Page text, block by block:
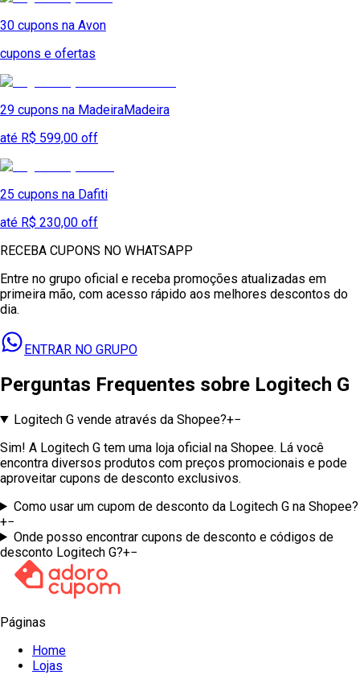
30 cupons na Avon
cupons e ofertas
29 cupons na MadeiraMadeira
até R$ 599,00 off
25 cupons na Dafiti
até R$ 230,00 off
RECEBA CUPONS NO WHATSAPP
Entre no grupo oficial e receba promoções atualizadas em
primeira mão, com acesso rápido aos melhores descontos do
dia.
ENTRAR NO GRUPO
Perguntas Frequentes sobre Logitech G
Logitech G vende através da Shopee?+−
Sim! A Logitech G tem uma loja oficial na Shopee. Lá você
encontra diversos produtos com preços promocionais e pode
aproveitar cupons de desconto exclusivos.
Como usar um cupom de desconto da Logitech G na Shopee?
+−
Onde posso encontrar cupons de desconto e códigos de
desconto Logitech G?+−
Páginas
Home
Lojas